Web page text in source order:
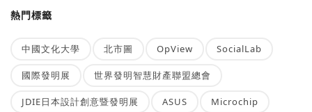
熱門標籤
中國文化大學 北市圖 OpView SocialLab
國際發明展 世界發明智慧財產聯盟總會
JDIE日本設計創意暨發明展 ASUS Microchip